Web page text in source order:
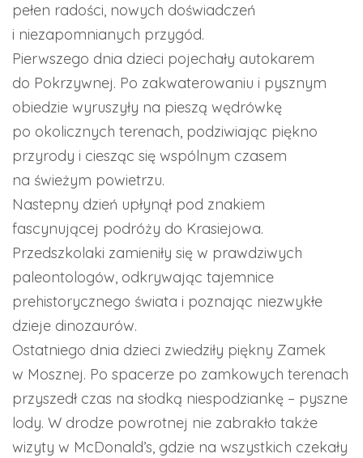
pełen radości, nowych doświadczeń
i niezapomnianych przygód.
Pierwszego dnia dzieci pojechały autokarem
do Pokrzywnej. Po zakwaterowaniu i pysznym
obiedzie wyruszyły na pieszą wędrówkę
po okolicznych terenach, podziwiając piękno
przyrody i ciesząc się wspólnym czasem
na świeżym powietrzu.
Nastepny dzień upłynął pod znakiem
fascynującej podróży do Krasiejowa.
Przedszkolaki zamieniły się w prawdziwych
paleontologów, odkrywając tajemnice
prehistorycznego świata i poznając niezwykłe
dzieje dinozaurów.
Ostatniego dnia dzieci zwiedziły piękny Zamek
w Mosznej. Po spacerze po zamkowych terenach
przyszedł czas na słodką niespodziankę – pyszne
lody. W drodze powrotnej nie zabrakło także
wizyty w McDonald’s, gdzie na wszystkich czekały